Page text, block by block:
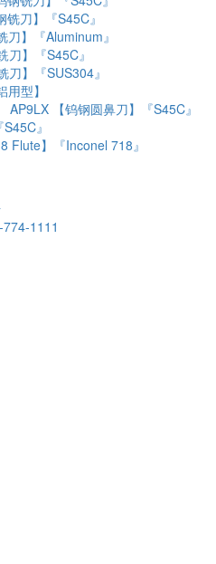
刀】『S45C』
】『Aluminum』
刀】『S45C』
刀】『SUS304』
型】
AP9LX 【钨钢圆鼻刀】『S45C』
』
Flute】『Inconel 718』
1111